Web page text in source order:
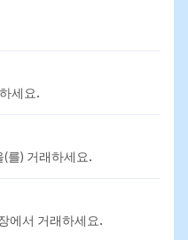
세요.
를) 거래하세요.
에서 거래하세요.